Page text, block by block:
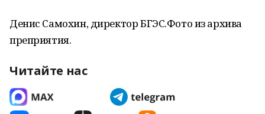
Денис Самохин, директор БГЭС.Фото из архива
преприятия.
Читайте нас